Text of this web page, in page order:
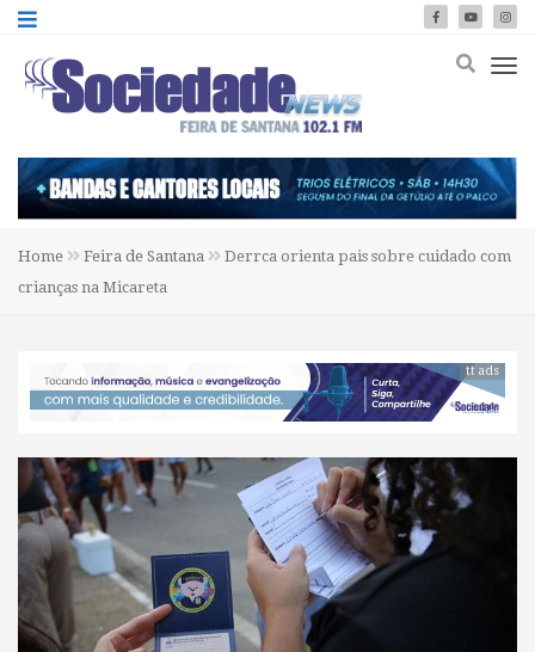
Home Feira de Santana
Derrca orienta pais sobre cuidado com
crianças na Micareta
tt ads